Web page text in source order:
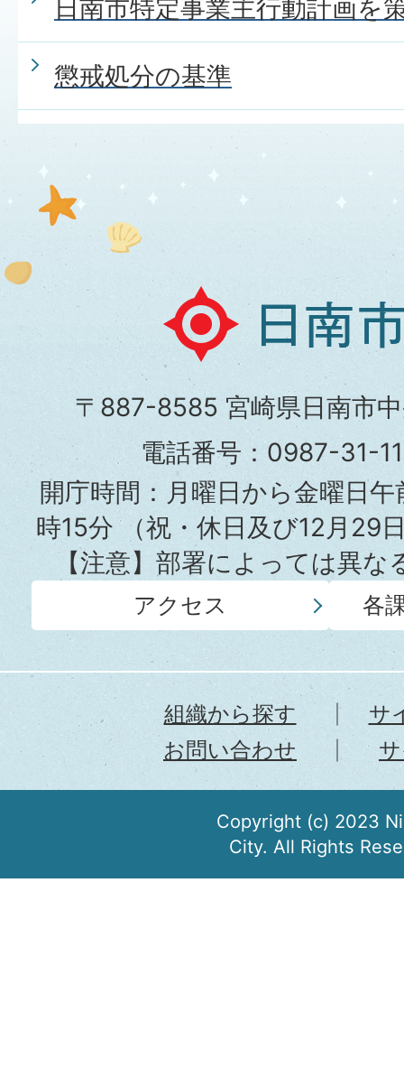
日南市特定事業主行動計画を
懲戒処分の基準
日
南
市
役
所
〒887-8585 宮崎県日南市
電話番号：0987-31-
開庁時間：月曜日から金曜日
時15分（祝・休日及び12月29
【注意】部署によっては異
アクセス 各
組織から探す
サ
お問い合わせ
Copyright (c) 2023
City. All Rights